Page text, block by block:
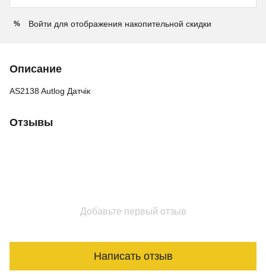
% Войти для отображения накопительной скидки
Описание
AS2138 Autlog Датчік
Отзывы
Добавьте первый отзыв
Написать отзыв